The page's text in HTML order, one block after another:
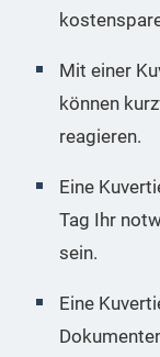
Mit einer
können
reagieren.
Eine
Tag Ihr
sein.
Eine